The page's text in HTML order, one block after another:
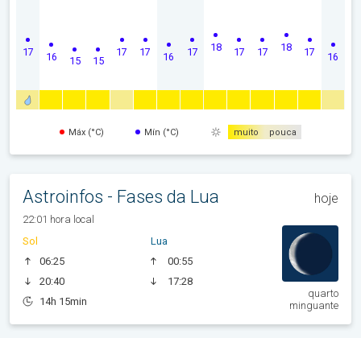
17 16 15 15
17 17 16 17 18 17 17 18 17 16
Máx (°C) Mín (°C) muito pouca
Astroinfos - Fases da Lua hoje
22:01 hora local
Sol
06:25
20:40
14h 15min
Lua
00:55
17:28
quarto
minguante